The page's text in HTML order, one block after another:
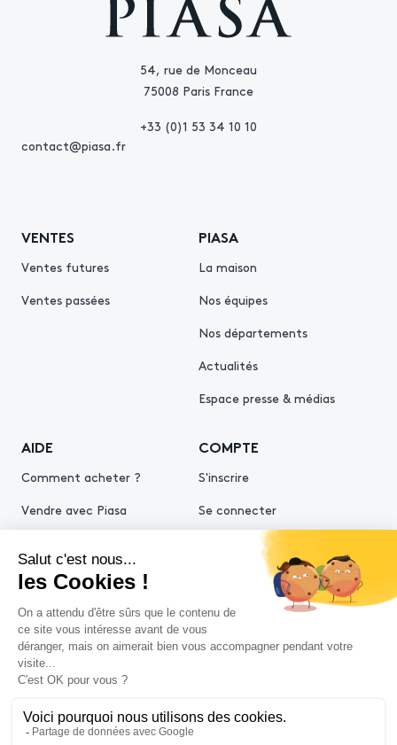
54, rue de Monceau
75008 Paris France
+33 (0)1 53 34 10 10
contact@piasa.fr
VENTES
Ventes futures
Ventes passées
PIASA
La maison
Nos équipes
Nos départements
Actualités
Espace presse & médias
AIDE
Comment acheter ?
Vendre avec Piasa
COMPTE
S'inscrire
Se connecter
Politiques de confidentialitéPolitique cookies
Conditions générales d'utilisation